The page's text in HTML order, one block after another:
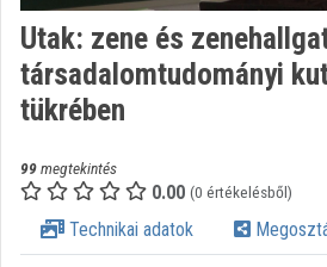
Kategóriák
Intézményi listák
Intézmények
Közreműködők
Utak: zene és
társadalomtudományi
tükrében
99megtekintés
0.00 (0 értékelésből)
Technikai adatok